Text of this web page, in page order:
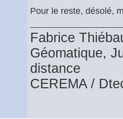
Pour le reste, désolé,
Fabrice
Géomatique,
distance
CEREMA /